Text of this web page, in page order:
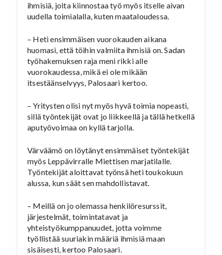
ihmisiä, joita kiinnostaa työ myös itselle aivan
uudella toimialalla, kuten maataloudessa.
– Heti ensimmäisen vuorokauden aikana
huomasi, että töihin valmiita ihmisiä on. Sadan
työhakemuksen raja meni rikki alle
vuorokaudessa, mikä ei ole mikään
itsestäänselvyys, Palosaari kertoo.
– Yritysten olisi nyt myös hyvä toimia nopeasti,
sillä työntekijät ovat jo liikkeellä ja tällä hetkellä
aputyövoimaa on kyllä tarjolla.
Värväämö on löytänyt ensimmäiset työntekijät
myös Leppävirralle Miettisen marjatilalle.
Työntekijät aloittavat työnsä heti toukokuun
alussa, kun säät sen mahdollistavat.
– Meillä on jo olemassa henkilöresurssit,
järjestelmät, toimintatavat ja
yhteistyökumppanuudet, jotta voimme
työllistää suuriakin määriä ihmisiä maan
sisäisesti, kertoo Palosaari.